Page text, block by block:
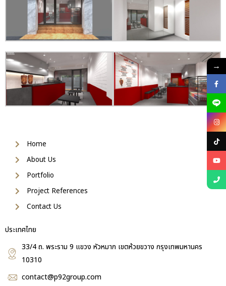
Home
About Us
Portfolio
Project References
Contact Us
ประเทศไทย
33/4 ถ. พระราม 9 แขวง หัวหมาก เขตห้วยขวาง กรุงเทพมหานคร
10310
contact@p92group.com
→